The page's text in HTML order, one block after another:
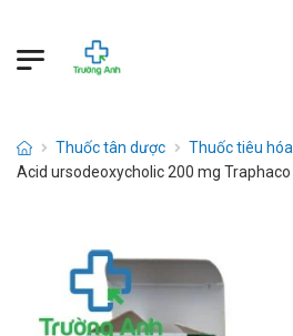
Thuốc tân dược
Thuốc tiêu hóa
Acid ursodeoxycholic 200 mg Traphaco